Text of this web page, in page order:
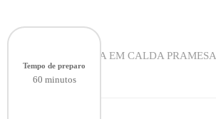
Tempo de preparo
60 minutos
CEREJA EM CALDA PRAMESA